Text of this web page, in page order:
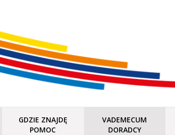
GDZIE ZNAJDĘ
POMOC
VADEMECUM
DORADCY